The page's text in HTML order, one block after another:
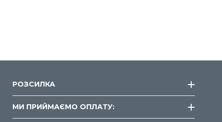
РОЗСИЛКА
МИ ПРИЙМАЄМО ОПЛАТУ: